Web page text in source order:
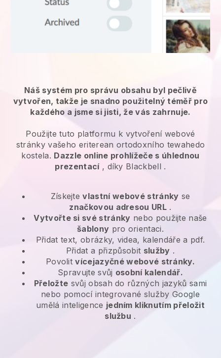
Náš systém pro správu obsahu byl pečlivě
vytvořen, takže je snadno použitelný téměř pro
každého a jsme si jisti, že vás zahrnuje.
Použijte tuto platformu k vytvoření webové
stránky vašeho eriterean ortodoxního tewahedo
kostela. Dazzle online prohlížeče s úhlednou
prezentací, díky Blackbell .
Získejtevlastní webové stránky se
značkovou adresou URL .
Vytvořte si své stránky nebo použijte naše
šablony pro orientaci.
Přidat text, obrázky, videa, kalendáře a pdf.
Přidat a přizpůsobit služby .
Povolitvícejazyčné webové stránky.
Spravujte svůj osobní kalendář.
Přeložte svůj obsah do různých jazyků sami
nebo pomocí integrované služby Google
umělá inteligence jedním kliknutím přeložit
službu .